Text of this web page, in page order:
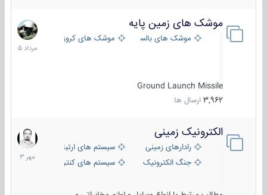
موشک های زمین پایه
موشک های بالستیک موشک های کروز
Ground Launch Missile
3,962 ارسال ها
2
مرداد
1405
الکترونیک زمینی
رادارهای زمینی
سیستم های ارتباطی و جمع آوری
جنگ الکترونیک
سیستم های کنترل آتش و تجهیزات
1
مهر
1403